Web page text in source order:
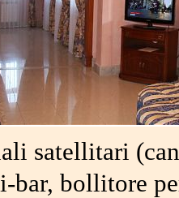
satellitari
bar, bollitore